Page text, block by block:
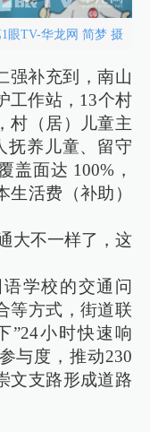
眼TV-华龙网 简梦 摄
强补充到，南山
工作站，13个村
村（居）儿童主
抚养儿童、留守
盖面达 100%，
活费（补助）
大不一样了，这
学校的交通问
等方式，街道联
”24小时快速响
与度，推动230
文支路形成道路